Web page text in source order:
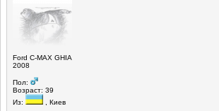
Ford C-MAX GHIA
2008
Пол:
Возраст: 39
Из:
, Киев